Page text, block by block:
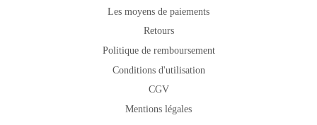
Les moyens de paiements
Retours
Politique de remboursement
Conditions d'utilisation
CGV
Mentions légales